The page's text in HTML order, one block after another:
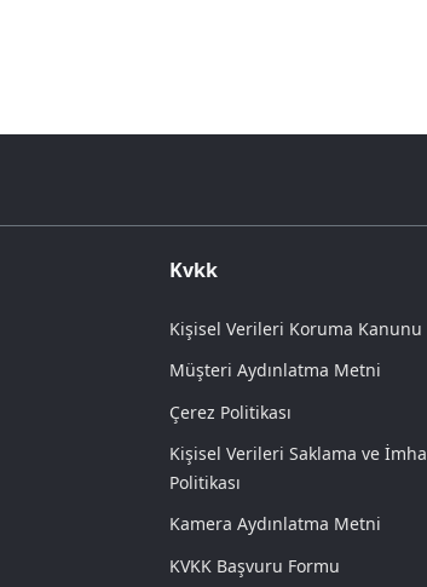
Kvkk
Kişisel Verileri Koruma Kanunu
Müşteri Aydınlatma Metni
Çerez Politikası
Kişisel Verileri Saklama ve İmha
Politikası
Kamera Aydınlatma Metni
KVKK Başvuru Formu